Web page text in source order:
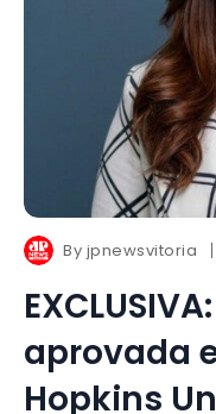
By jpnewsvitoria
aprovada
Hopkins